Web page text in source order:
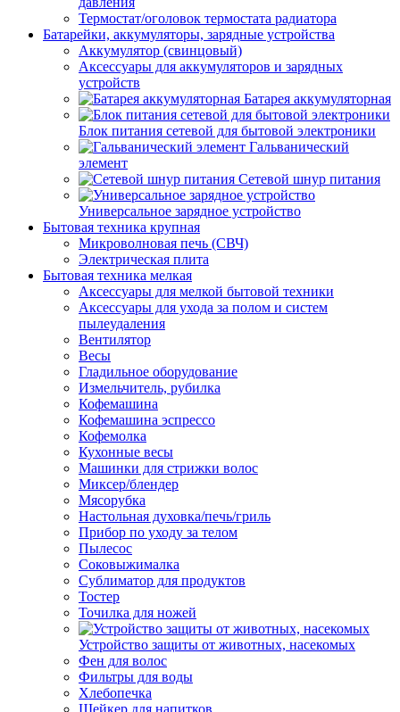
Термостат/оголовок термостата радиатора
Батарейки, аккумуляторы, зарядные устройства
Аккумулятор (свинцовый)
Аксессуары для аккумуляторов и зарядных
устройств
Батарея аккумуляторная
Блок питания сетевой для бытовой электроники
Гальванический
элемент
Сетевой шнур питания
Универсальное зарядное устройство
Бытовая техника крупная
Микроволновая печь (СВЧ)
Электрическая плита
Бытовая техника мелкая
Аксессуары для мелкой бытовой техники
Аксессуары для ухода за полом и систем
пылеудаления
Вентилятор
Весы
Гладильное оборудование
Измельчитель, рубилка
Кофемашина
Кофемашина эспрессо
Кофемолка
Кухонные весы
Машинки для стрижки волос
Миксер/блендер
Мясорубка
Настольная духовка/печь/гриль
Прибор по уходу за телом
Пылесос
Соковыжималка
Сублиматор для продуктов
Тостер
Точилка для ножей
Устройство защиты от животных, насекомых
Фен для волос
Фильтры для воды
Хлебопечка
Шейкер для напитков